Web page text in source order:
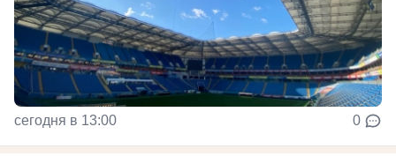
сегодня в 13:00 0